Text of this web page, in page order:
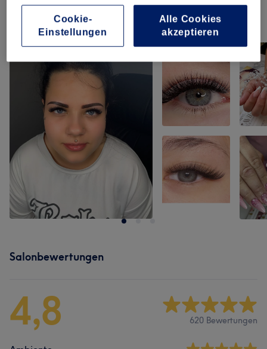
Unsere Arbeit
Bild anklicken für weitere Details
Salonbewertungen
4,8 620 Bewertungen
Cookie-
Einstellungen
Alle Cookies
akzeptieren